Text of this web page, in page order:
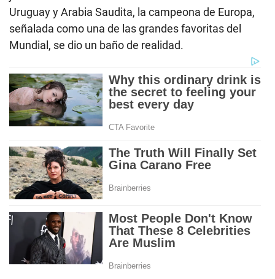
Uruguay y Arabia Saudita, la campeona de Europa,
señalada como una de las grandes favoritas del
Mundial, se dio un baño de realidad.